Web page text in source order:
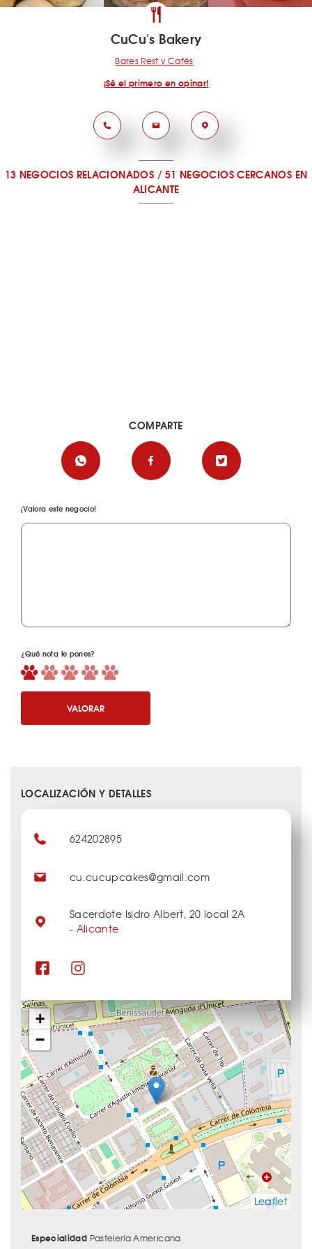
CuCu's Bakery
Bares Rest y Cafés
¡Sé el primero en opinar!
13 NEGOCIOS RELACIONADOS/51 NEGOCIOS CERCANOS EN
ALICANTE
¡Valora este negocio!
¿Qué nota le pones?
VALORAR
COMPARTE
LOCALIZACIÓN Y DETALLES
+
−
Leaflet
624202895
cu.cucupcakes@gmail.com
Sacerdote Isidro Albert, 20 local 2A
- Alicante
Especialidad Pastelería Americana